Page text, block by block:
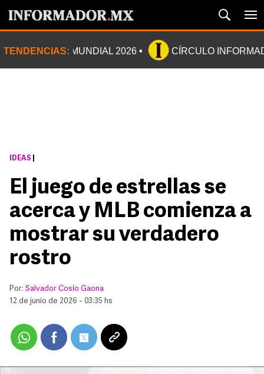
TENDENCIAS: MUNDIAL 2026 CÍRCULO
IDEAS
El juego de estrellas se
acerca y MLB comienza a
mostrar su verdadero
rostro
Por: Salvador Cosío Gaona
12 de junio de 2026 - 03:35 hs